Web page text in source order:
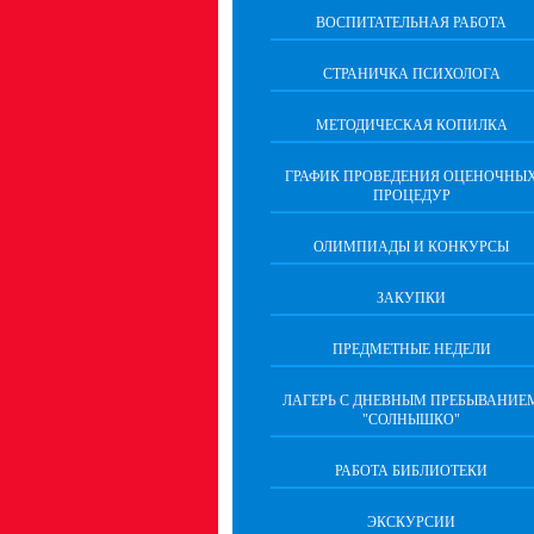
ВОСПИТАТЕЛЬНАЯ РАБОТА
СТРАНИЧКА ПСИХОЛОГА
МЕТОДИЧЕСКАЯ КОПИЛКА
ГРАФИК ПРОВЕДЕНИЯ
ПРОЦЕДУР
ОЛИМПИАДЫ И КОНКУРСЫ
ЗАКУПКИ
ПРЕДМЕТНЫЕ НЕДЕЛИ
ЛАГЕРЬ С ДНЕВНЫМ
"СОЛНЫШКО"
РАБОТА БИБЛИОТЕКИ
ЭКСКУРСИИ